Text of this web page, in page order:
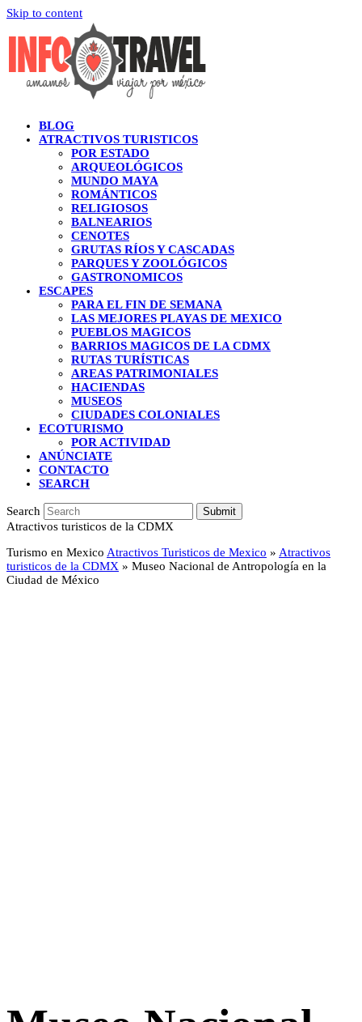
Skip to content
BLOG
ATRACTIVOS TURISTICOS
POR ESTADO
ARQUEOLÓGICOS
MUNDO MAYA
ROMÁNTICOS
RELIGIOSOS
BALNEARIOS
CENOTES
GRUTAS RÍOS Y CASCADAS
PARQUES Y ZOOLÓGICOS
GASTRONOMICOS
ESCAPES
PARA EL FIN DE SEMANA
LAS MEJORES PLAYAS DE MEXICO
PUEBLOS MAGICOS
BARRIOS MAGICOS DE LA CDMX
RUTAS TURÍSTICAS
AREAS PATRIMONIALES
HACIENDAS
MUSEOS
CIUDADES COLONIALES
ECOTURISMO
POR ACTIVIDAD
ANÚNCIATE
CONTACTO
SEARCH
Search Submit
Atractivos turisticos de la CDMX
Turismo en Mexico Atractivos Turisticos de Mexico » Atractivos
turisticos de la CDMX » Museo Nacional de Antropología en la
Ciudad de México